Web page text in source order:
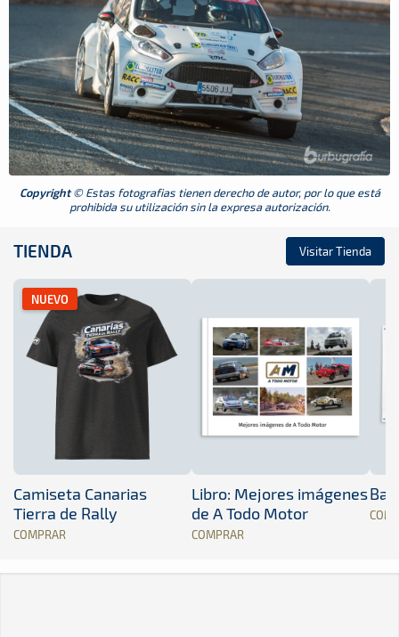
Copyright© Estas fotografias tienen derecho de autor, por lo que está
prohibida su utilización sin la expresa autorización.
TIENDA Visitar Tienda
NUEVO
Camiseta Canarias
Tierra de Rally
COMPRAR
Libro: Mejores imágenes
de A Todo Motor
COMPRAR